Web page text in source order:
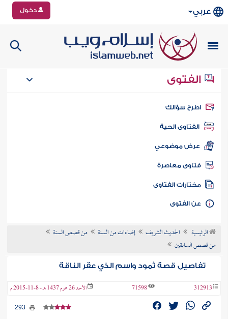
عربي دخول
الفتوى
سؤالك
الفتاوى الحية
عرض موضوعي
فتاوى معاصرة
مختارات الفتاوى
الفتوى
الرئيسية الحديث الشريف إضاءات من السنة
من قصص السنة
من قصص السابقين
تفاصيل قصة ثمود واسم الذي عقر الناقة
312913
71598 الأحد 26 محرم 1437 هـ - 8-11-2015 م